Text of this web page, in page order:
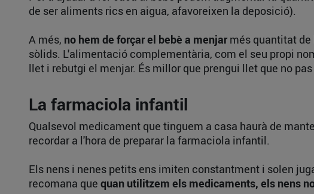
de ser aliments rics en aigua, afavoreixen la deposició).
A més, no hem de forçar el bebè a menjar més quantitat
sòlids. L'alimentació complementària, com el seu propi
llet i rebutgi el menjar. És millor que prengui llet que no
La farmaciola infantil
Qualsevol medicament que tinguem a casa haurà de
recordar a l'hora de preparar la farmaciola infantil.
Els nens i nenes petits ens imiten constantment i solen
recomana que quan utilitzem els medicaments, els nens